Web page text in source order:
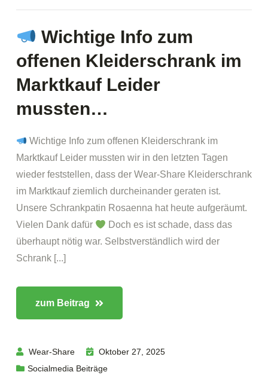
Wichtige Info zum
offenen Kleiderschrank im
Marktkauf Leider
mussten…
Wichtige Info zum offenen Kleiderschrank im
Marktkauf Leider mussten wir in den letzten Tagen
wieder feststellen, dass der Wear-Share Kleiderschrank
im Marktkauf ziemlich durcheinander geraten ist.
Unsere Schrankpatin Rosaenna hat heute aufgeräumt.
Vielen Dank dafür
Doch es ist schade, dass das
überhaupt nötig war. Selbstverständlich wird der
Schrank [...]
zum Beitrag
Wear-Share
Oktober 27, 2025
Socialmedia Beiträge